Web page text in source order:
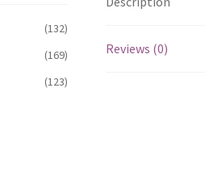
Reviews (0)
(132)
(169)
(123)